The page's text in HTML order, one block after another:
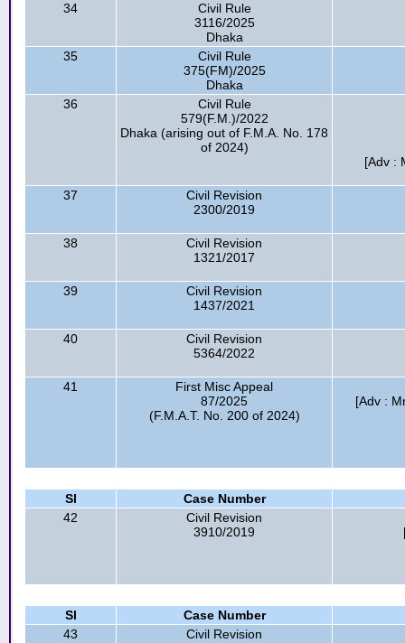
34
Civil Rule
3116/2025
Dhaka
35
Civil Rule
375(FM)/2025
Dhaka
36
Civil Rule
579(F.M.)/2022
Dhaka (arising out of F.M.A. No. 178
of 2024)
[Adv :
37
Civil Revision
2300/2019
38
Civil Revision
1321/2017
39
Civil Revision
1437/2021
40
Civil Revision
5364/2022
41
First Misc Appeal
87/2025
(F.M.A.T. No. 200 of 2024)
[Adv :
Sl
Case Number
42
Civil Revision
3910/2019
Sl
Case Number
43
Civil Revision